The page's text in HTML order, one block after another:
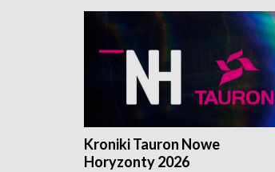
Kroniki Tauron Nowe
Horyzonty 2026